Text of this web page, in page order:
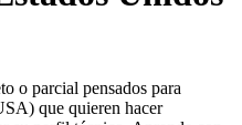
o parcial pensados para
que quieren hacer